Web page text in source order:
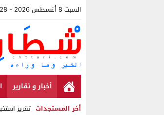
السبت 8 أغسطس 2026 - 8:28 صباحًا
أخبار و تقارير
أخر المستجدات تقرير